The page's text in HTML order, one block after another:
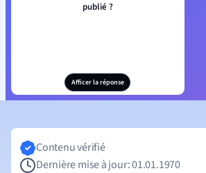
publié ?
Afficer la réponse
Contenu vérifié
Dernière mise à jour: 01.01.1970